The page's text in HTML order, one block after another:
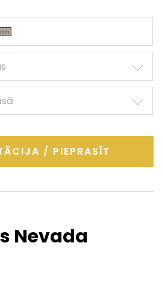
/ PIEPRASĪT
Nevada